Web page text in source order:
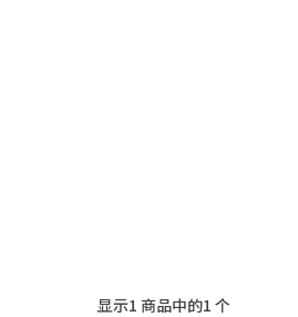
显示1 商品中的1 个